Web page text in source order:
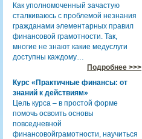
Как уполномоченный зачастую
сталкиваюсь с проблемой незнания
гражданами элементарных правил
финансовой грамотности. Так,
многие не знают какие медуслуги
доступны каждому…
Подробнее >>>
Курс «Практичные финансы: от
знаний к действиям»
Цель курса – в простой форме
помочь освоить основы
повседневной
финансовойграмотности, научиться